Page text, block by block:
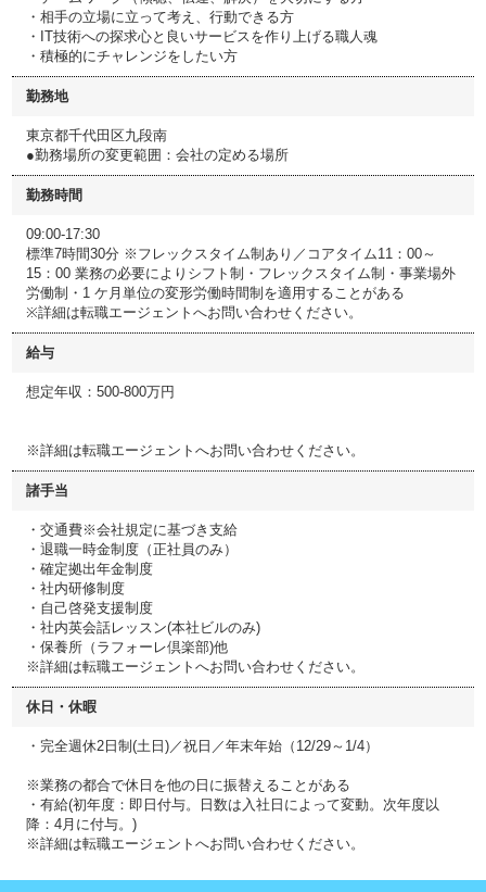
・相手の立場に立って考え、行動できる方
・IT技術への探求心と良いサービスを作り上げる職人魂
・積極的にチャレンジをしたい方
勤務地
東京都千代田区九段南
●勤務場所の変更範囲：会社の定める場所
勤務時間
09:00-17:30
標準7時間30分 ※フレックスタイム制あり／コアタイム11：00～
15：00 業務の必要によりシフト制・フレックスタイム制・事業場外
労働制・1 ケ月単位の変形労働時間制を適用することがある
※詳細は転職エージェントへお問い合わせください。
給与
想定年収：500-800万円
※詳細は転職エージェントへお問い合わせください。
諸手当
・交通費※会社規定に基づき支給
・退職一時金制度（正社員のみ）
・確定拠出年金制度
・社内研修制度
・自己啓発支援制度
・社内英会話レッスン(本社ビルのみ)
・保養所（ラフォーレ倶楽部)他
※詳細は転職エージェントへお問い合わせください。
休日・休暇
・完全週休2日制(土日)／祝日／年末年始（12/29～1/4）
※業務の都合で休日を他の日に振替えることがある
・有給(初年度：即日付与。日数は入社日によって変動。次年度以
降：4月に付与。)
※詳細は転職エージェントへお問い合わせください。